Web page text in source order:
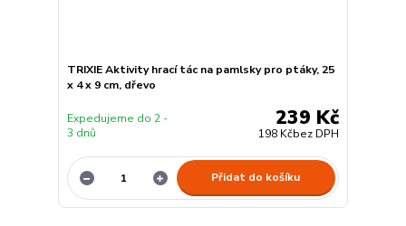
TRIXIE Aktivity hrací tác na pamlsky pro ptáky, 25
x 4 x 9 cm, dřevo
239 Kč
198 Kčbez DPH
Expedujeme do 2 -
3 dnů
Přidat do košíku